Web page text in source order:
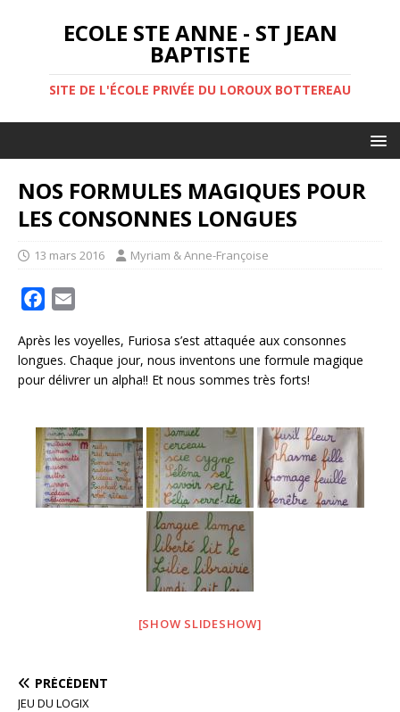
ECOLE STE ANNE - ST JEAN
BAPTISTE
SITE DE L'ÉCOLE PRIVÉE DU LOROUX BOTTEREAU
NOS FORMULES MAGIQUES POUR
LES CONSONNES LONGUES
13 mars 2016 Myriam & Anne-Françoise
c
e
o
k
a
i
Après les voyelles, Furiosa s’est attaquée aux consonnes
longues. Chaque jour, nous inventons une formule magique
pour délivrer un alpha!! Et nous sommes très forts!
[SHOW SLIDESHOW]
PRÉCÉDENT
JEU DU LOGIX